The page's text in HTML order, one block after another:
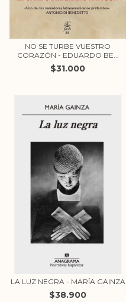
NO SE TURBE VUESTRO
CORAZÓN - EDUARDO BE...
$31.000
LA LUZ NEGRA - MARÍA GAINZA
$38.900